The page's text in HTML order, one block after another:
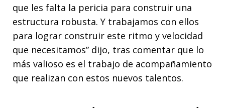
que les falta la pericia para construir una
estructura robusta. Y trabajamos con ellos
para lograr construir este ritmo y velocidad
que necesitamos” dijo, tras comentar que lo
más valioso es el trabajo de acompañamiento
que realizan con estos nuevos talentos.